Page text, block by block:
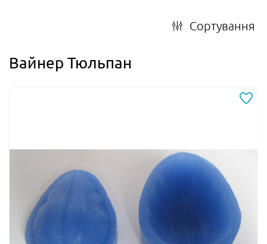
Сортування
Вайнер Тюльпан